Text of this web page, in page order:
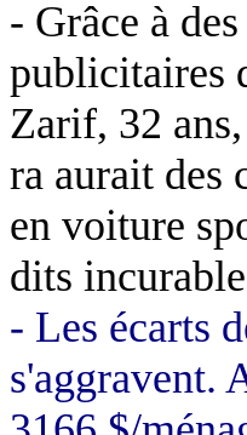
- Grâce à
publicitaires
Zarif, 32
ra aurait des
en voiture
dits
- Les écarts
s'aggravent.